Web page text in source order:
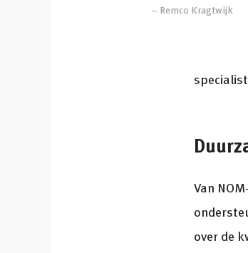
– Remco Kragtwijk
Van
over de